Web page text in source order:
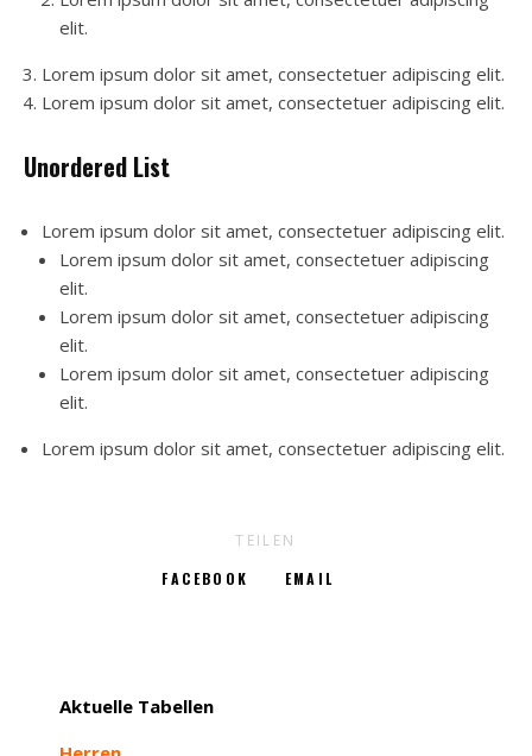
elit.
Lorem ipsum dolor sit amet, consectetuer adipiscing elit.
Lorem ipsum dolor sit amet, consectetuer adipiscing elit.
Unordered List
Lorem ipsum dolor sit amet, consectetuer adipiscing elit.
Lorem ipsum dolor sit amet, consectetuer adipiscing
elit.
Lorem ipsum dolor sit amet, consectetuer adipiscing
elit.
Lorem ipsum dolor sit amet, consectetuer adipiscing
elit.
Lorem ipsum dolor sit amet, consectetuer adipiscing elit.
TEILEN
FACEBOOK
EMAIL
Aktuelle Tabellen